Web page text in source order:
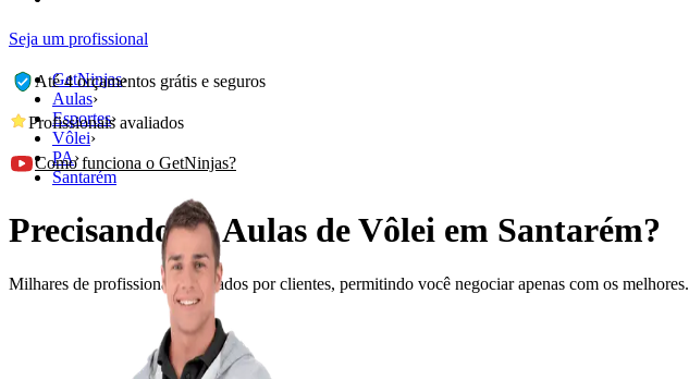
Seja um profissional
GetNinjas›
Aulas›
Esportes›
Vôlei›
PA›
Santarém
Precisando de Aulas de Vôlei em Santarém?
Milhares de profissionais avaliados por clientes, permitindo você negociar apenas com os melhores.
Até 4 orçamentos grátis e seguros
Profissionais avaliados
Como funciona o GetNinjas?